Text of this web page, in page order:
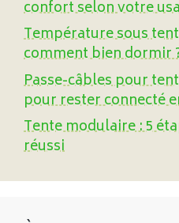
confort selon votre
Température sous
comment bien dormir
Passe-câbles pour
pour rester connecté
Tente modulaire : 5
réussi